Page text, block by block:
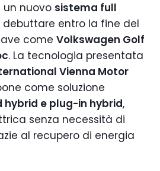
nuovo sistema full
entro la fine del
come Volkswagen Golf
. La tecnologia presentata
Vienna Motor
come soluzione
hybrid e plug-in hybrid,
senza necessità di
al recupero di energia